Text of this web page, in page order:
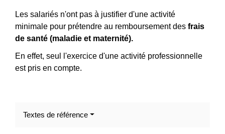
Les salariés n'ont pas à justifier d'une activité
minimale pour prétendre au remboursement des frais
de santé (maladie et maternité).
En effet, seul l'exercice d'une activité professionnelle
est pris en compte.
Textes de référence